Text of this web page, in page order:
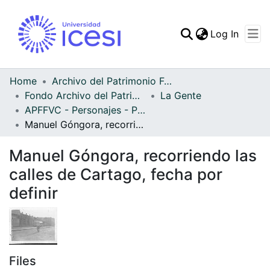
Statistics
Log In
Home
Archivo del Patrimonio Fotográfico y Fílmico del Valle del Cauca
Fondo Archivo del Patrimonio Fotográfico y Fílmico del Valle del Cauca
La Gente
APFFVC - Personajes - Patrimonial
Manuel Góngora, recorriendo las calles de Cartago, fecha por definir
Manuel Góngora, recorriendo las
calles de Cartago, fecha por
definir
Files